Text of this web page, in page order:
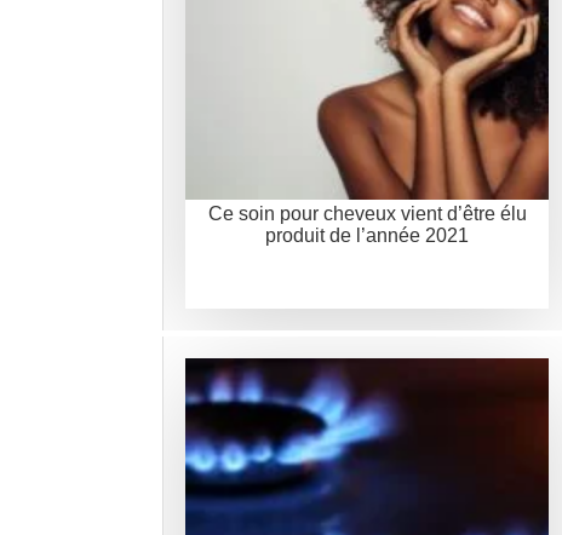
Ce soin pour cheveux vient d’être élu
produit de l’année 2021